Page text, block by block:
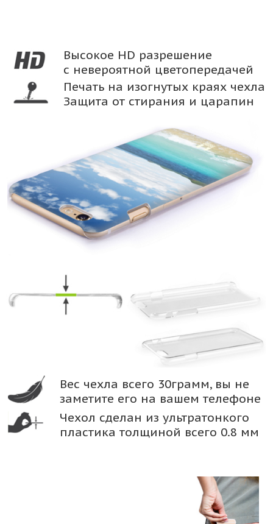
Высокое HD разрешение
с невероятной цветопередачей
Печать на изогнутых краях чехла
Защита от стирания и царапин
Вес чехла всего 30грамм, вы не
заметите его на вашем телефоне
Чехол сделан из ультратонкого
пластика толщиной всего 0.8 мм